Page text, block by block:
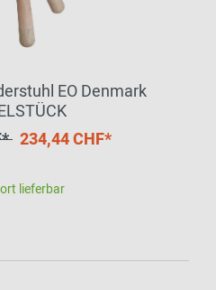
EO Denmark
234,44 CHF*
lieferbar